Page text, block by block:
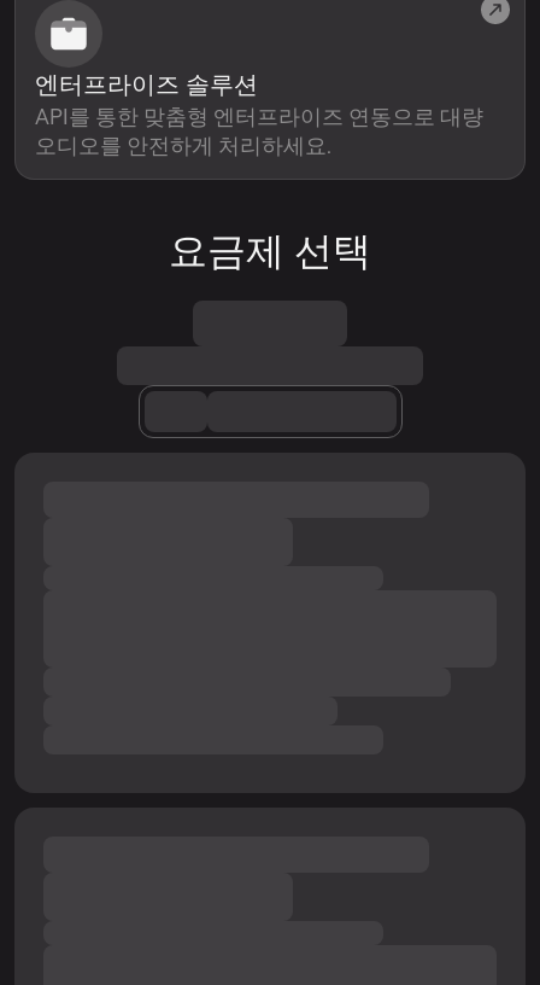
엔터프라이즈 솔루션
API를 통한 맞춤형 엔터프라이즈 연동으로 대량
오디오를 안전하게 처리하세요.
요금제 선택